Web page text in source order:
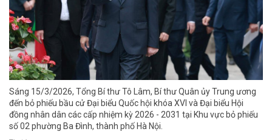
Sáng 15/3/2026, Tổng Bí thư Tô Lâm, Bí thư Quân ủy Trung ương
đến bỏ phiếu bầu cử Đại biểu Quốc hội khóa XVI và Đại biểu Hội
đồng nhân dân các cấp nhiệm kỳ 2026 - 2031 tại Khu vực bỏ phiếu
số 02 phường Ba Đình, thành phố Hà Nội.